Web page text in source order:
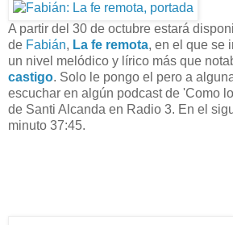
A partir del 30 de octubre estará
de Fabián, La fe remota, en el que se
un nivel melódico y lírico más que
castigo. Solo le pongo el pero a
escuchar en algún podcast de 'Como
de Santi Alcanda en Radio 3. En el
minuto 37:45.